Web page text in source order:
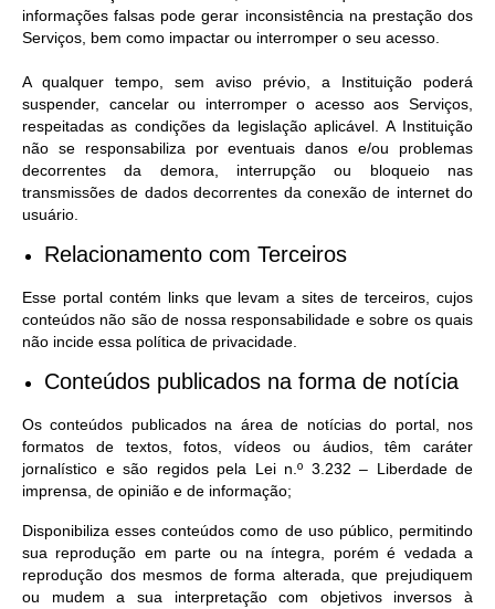
informações falsas pode gerar inconsistência na prestação dos
Serviços, bem como impactar ou interromper o seu acesso.
A qualquer tempo, sem aviso prévio, a Instituição poderá
suspender, cancelar ou interromper o acesso aos Serviços,
respeitadas as condições da legislação aplicável. A Instituição
não se responsabiliza por eventuais danos e/ou problemas
decorrentes da demora, interrupção ou bloqueio nas
transmissões de dados decorrentes da conexão de internet do
usuário.
Relacionamento com Terceiros
Esse portal contém links que levam a sites de terceiros, cujos
conteúdos não são de nossa responsabilidade e sobre os quais
não incide essa política de privacidade.
Conteúdos publicados na forma de notícia
Os conteúdos publicados na área de notícias do portal, nos
formatos de textos, fotos, vídeos ou áudios, têm caráter
jornalístico e são regidos pela Lei n.º 3.232 – Liberdade de
imprensa, de opinião e de informação;
Disponibiliza esses conteúdos como de uso público, permitindo
sua reprodução em parte ou na íntegra, porém é vedada a
reprodução dos mesmos de forma alterada, que prejudiquem
ou mudem a sua interpretação com objetivos inversos à